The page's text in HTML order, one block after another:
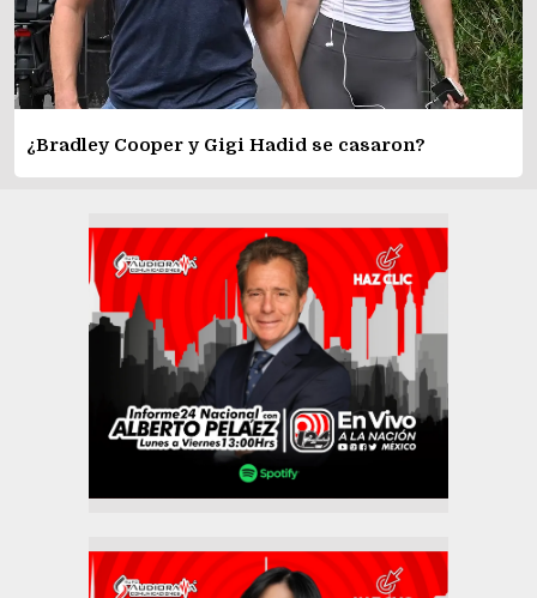
¿Bradley Cooper y Gigi Hadid se casaron?